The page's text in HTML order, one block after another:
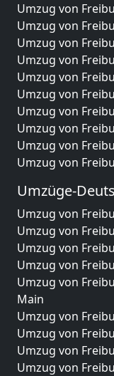
Umzug von
Umzug von
Umzug von
Umzug von
Umzug von
Umzug von
Umzug von
Umzug von
Umzug von
Umzug von
Umzüge-
Umzug von
Umzug von
Umzug von
Umzug von
Umzug von
Main
Umzug von
Umzug von
Umzug von
Umzug von